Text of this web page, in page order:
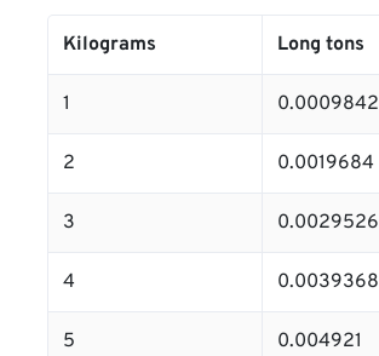
Kilograms Long tons
1 0.0009842
2 0.0019684
3 0.0029526
4 0.0039368
5 0.004921